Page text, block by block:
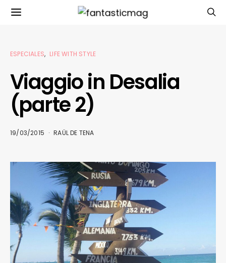
ESPECIALES LIFE WITH STYLE
Viaggio in Desalia
(parte 2)
19/03/2015 RAÜL DE TENA